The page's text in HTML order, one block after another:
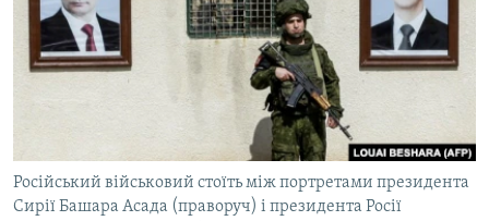
МУЛЬТИМЕДІА
ФОТО
КРИМ РЕАЛІЇ
Російський військовий стоїть між портретами президента
Сирії Башара Асада (праворуч) і президента Росії